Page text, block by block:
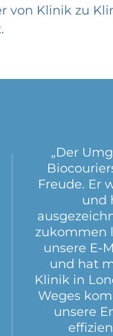
von Klinik zu
„Der
Freude. Er
und
zukommen
unsere E-
und hat
Klinik in
Weges
unsere